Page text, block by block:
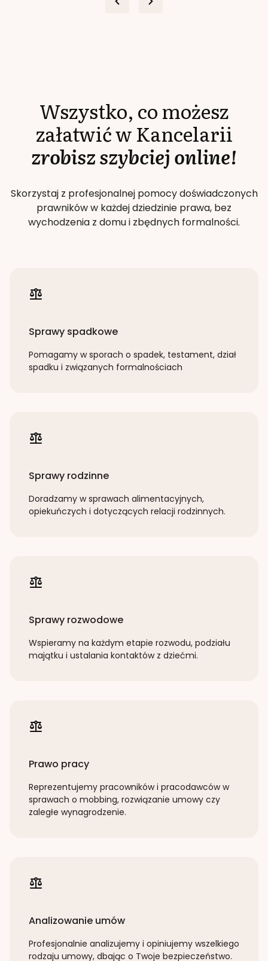
Wszystko, co możesz
załatwić w Kancelarii
zrobisz szybciej online!
Skorzystaj z profesjonalnej pomocy doświadczonych
prawników w każdej dziedzinie prawa, bez
wychodzenia z domu i zbędnych formalności.
Sprawy spadkowe
Pomagamy w sporach o spadek, testament, dział
spadku i związanych formalnościach
Sprawy rodzinne
Doradzamy w sprawach alimentacyjnych,
opiekuńczych i dotyczących relacji rodzinnych.
Sprawy rozwodowe
Wspieramy na każdym etapie rozwodu, podziału
majątku i ustalania kontaktów z dziećmi.
Prawo pracy
Reprezentujemy pracowników i pracodawców w
sprawach o mobbing, rozwiązanie umowy czy
zaległe wynagrodzenie.
Analizowanie umów
Profesjonalnie analizujemy i opiniujemy wszelkiego
rodzaju umowy, dbając o Twoje bezpieczeństwo.